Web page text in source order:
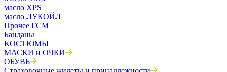
масло XPS
масло ЛУКОЙЛ
Прочее ГСМ
Банданы
КОСТЮМЫ
МАСКИ и ОЧКИ
ОБУВЬ